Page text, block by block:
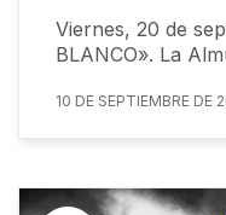
Viernes, 20 de
BLANCO». La
10 DE SEPTIEMBRE DE